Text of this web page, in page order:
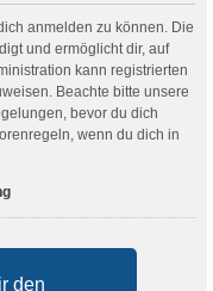
den
anmelden zu können. Die
und ermöglicht dir, auf
kann registrierten
Beachte bitte unsere
bevor du dich
wenn du dich in